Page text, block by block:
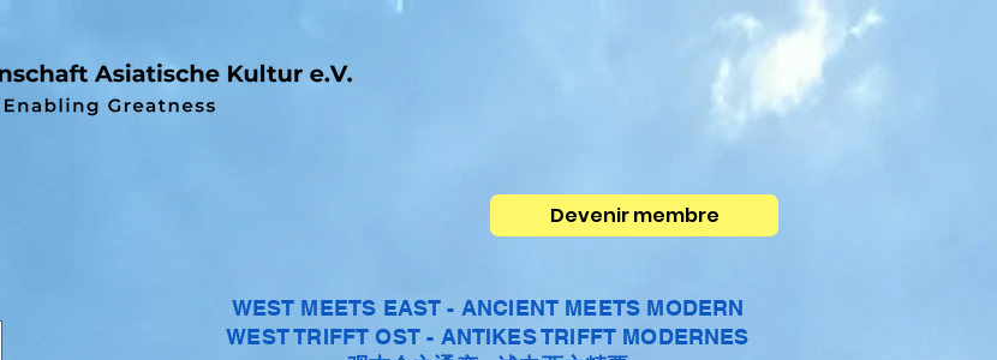
Devenir membre
WEST MEETS EAST - ANCIENT MEETS MODERN
WEST TRIFFT OST - ANTIKES TRIFFT MODERNES